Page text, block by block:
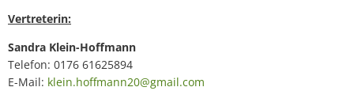
Vertreterin:
Sandra Klein-Hoffmann
Telefon: 0176 61625894
E-Mail: klein.hoffmann20@gmail.com